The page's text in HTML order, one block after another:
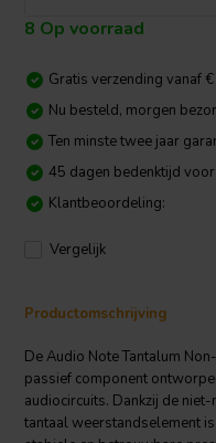
8 Op voorraad
Gratis verzending vanaf
Nu besteld, morgen
Ten minste twee jaar
45 dagen bedenktijd
Klantbeoordeling:
Vergelijk
Productomschrijving
De Audio Note Tantalum
passief component
audiocircuits. Dankzij de
tantaal weerstandselement